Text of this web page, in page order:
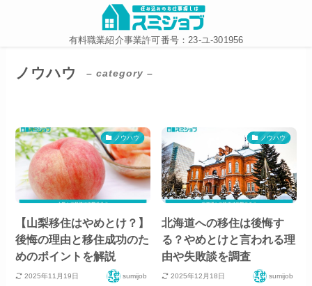
有料職業紹介事業許可番号：23-ユ-301956
ノウハウ – category –
ノウハウ
【山梨移住はやめとけ？】
後悔の理由と移住成功のた
めのポイントを解説
2025年11月19日 sumijob
ノウハウ
北海道への移住は後悔す
る？やめとけと言われる理
由や失敗談を調査
2025年12月18日 sumijob